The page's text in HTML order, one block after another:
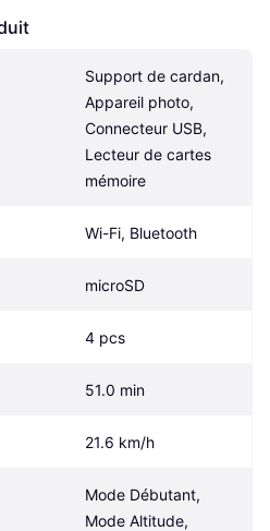
Support de cardan,
Appareil photo,
Connecteur USB,
Lecteur de cartes
mémoire
Wi-Fi, Bluetooth
microSD
4 pcs
51.0 min
21.6 km/h
Mode Débutant,
Mode Altitude,